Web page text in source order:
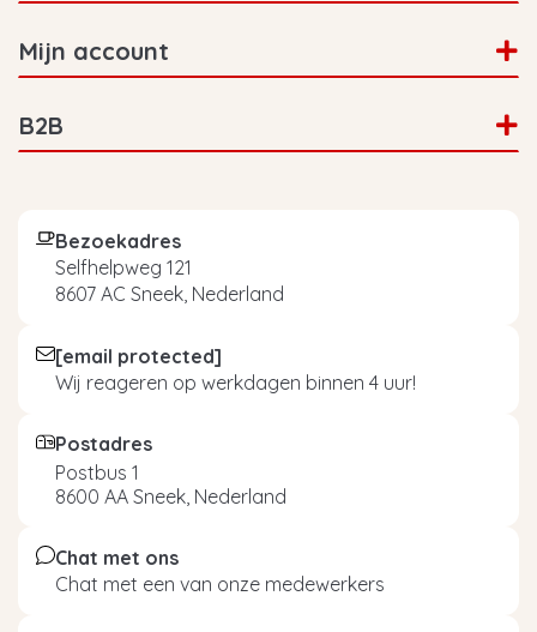
Mijn account
B2B
Bezoekadres
Selfhelpweg 121
8607 AC Sneek, Nederland
[email protected]
Wij reageren op werkdagen binnen 4 uur!
Postadres
Postbus 1
8600 AA Sneek, Nederland
Chat met ons
Chat met een van onze medewerkers